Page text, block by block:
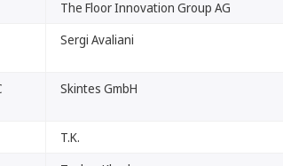
The Floor Innovation Group AG
Sergi Avaliani
Skintes GmbH
T.K.